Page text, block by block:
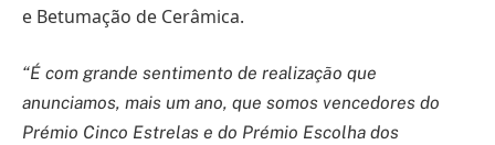
e Betumação de Cerâmica.
“É com grande sentimento de realização que
anunciamos, mais um ano, que somos vencedores do
Prémio Cinco Estrelas e do Prémio Escolha dos